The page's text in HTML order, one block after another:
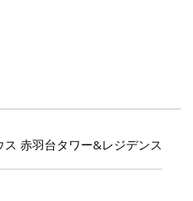
赤羽台タワー&レジデンス